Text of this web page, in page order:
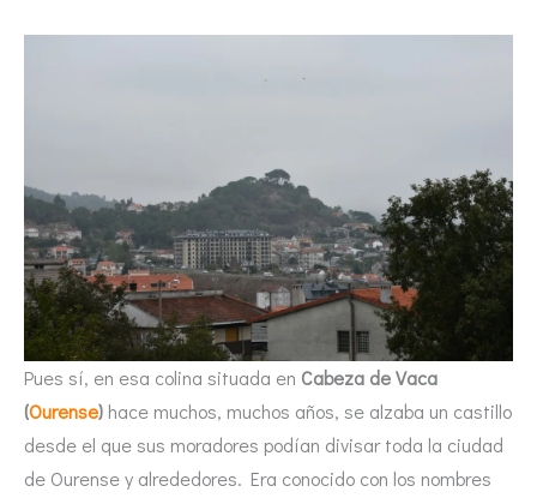
Pues sí, en esa colina situada en Cabeza de Vaca
(Ourense) hace muchos, muchos años, se alzaba un castillo
desde el que sus moradores podían divisar toda la ciudad
de Ourense y alrededores. Era conocido con los nombres